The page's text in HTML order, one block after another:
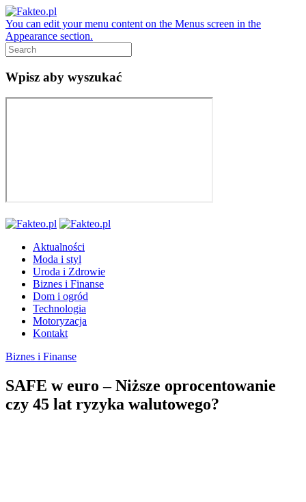
You can edit your menu content on the Menus screen in the
Appearance section.
Wpisz aby wyszukać
Aktualności
Moda i styl
Uroda i Zdrowie
Biznes i Finanse
Dom i ogród
Technologia
Motoryzacja
Kontakt
Biznes i Finanse
SAFE w euro – Niższe oprocentowanie
czy 45 lat ryzyka walutowego?